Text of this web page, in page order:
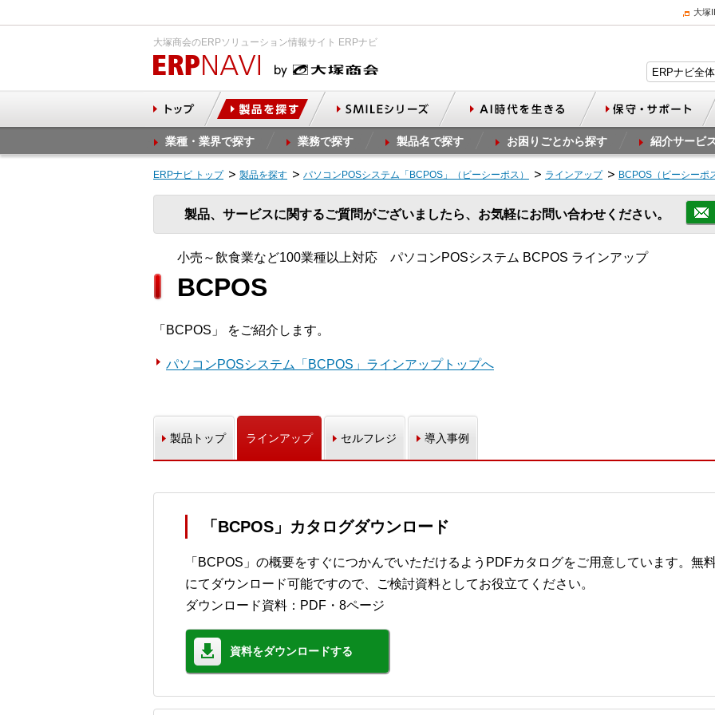
大塚
大塚商会のERPソリューション情報サイト ERPナビ
業種・業界で探す 業務で探す 製品名で探す お困りごとから探す 紹介サービ
ERPナビ トップ 製品を探す パソコンPOSシステム「BCPOS」（ビーシーポス） ラインアップ BCPOS（ビーシーポ
製品、サービスに関するご質問がございましたら、お気軽にお問い合わせください。
小売～飲食業など100業種以上対応 パソコンPOSシステム BCPOS ラインアップ
BCPOS
「BCPOS」 をご紹介します。
パソコンPOSシステム「BCPOS」ラインアップトップへ
製品トップ ラインアップ セルフレジ 導入事例
「BCPOS」カタログダウンロード
「BCPOS」の概要をすぐにつかんでいただけるようPDFカタログをご用意しています。無
にてダウンロード可能ですので、ご検討資料としてお役立てください。
ダウンロード資料：PDF・8ページ
資料をダウンロードする